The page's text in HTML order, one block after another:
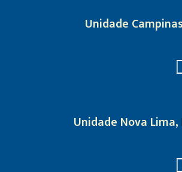
Unidade Campinas
Unidade Nova Lima,